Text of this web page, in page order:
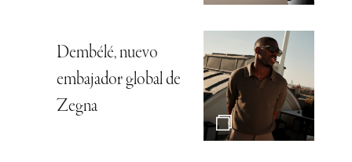
Dembélé, nuevo
embajador global de
Zegna